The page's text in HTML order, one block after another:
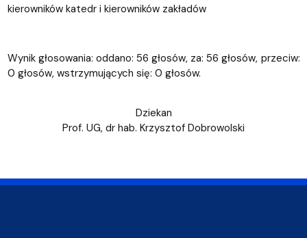
kierowników katedr i kierowników zakładów
Wynik głosowania: oddano: 56 głosów, za: 56 głosów, przeciw:
0 głosów, wstrzymujących się: 0 głosów.
Dziekan
Prof. UG, dr hab. Krzysztof Dobrowolski